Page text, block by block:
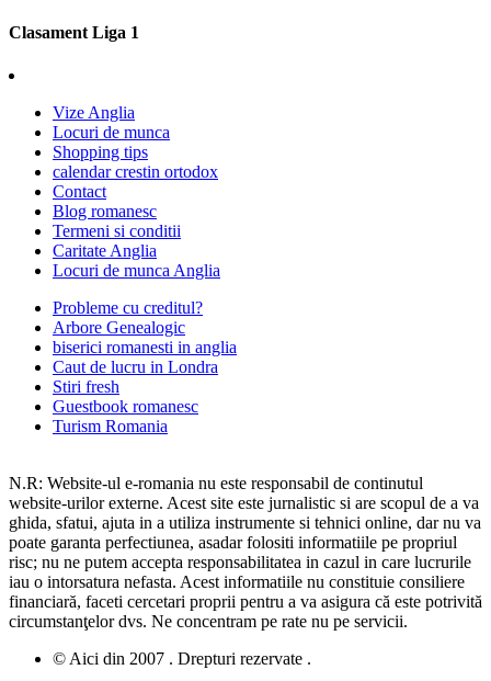
Clasament Liga 1
Vize Anglia
Locuri de munca
Shopping tips
calendar crestin ortodox
Contact
Blog romanesc
Termeni si conditii
Caritate Anglia
Locuri de munca Anglia
Probleme cu creditul?
Arbore Genealogic
biserici romanesti in anglia
Caut de lucru in Londra
Stiri fresh
Guestbook romanesc
Turism Romania
N.R: Website-ul e-romania nu este responsabil de continutul
website-urilor externe. Acest site este jurnalistic si are scopul de a va
ghida, sfatui, ajuta in a utiliza instrumente si tehnici online, dar nu va
poate garanta perfectiunea, asadar folositi informatiile pe propriul
risc; nu ne putem accepta responsabilitatea in cazul in care lucrurile
iau o intorsatura nefasta. Acest informatiile nu constituie consiliere
financiară, faceti cercetari proprii pentru a va asigura că este potrivită
circumstanţelor dvs. Ne concentram pe rate nu pe servicii.
© Aici din 2007 . Drepturi rezervate .